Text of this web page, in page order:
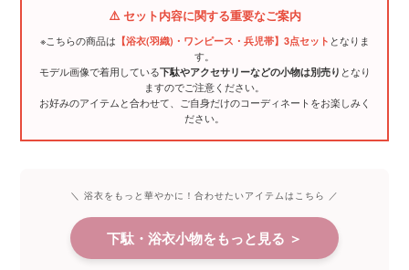
⚠️ セット内容に関する重要なご案内
※こちらの商品は 【浴衣(羽織)・ワンピース・兵児帯】3点セット となりま
す。
モデル画像で着用している下駄やアクセサリーなどの小物は別売り となり
ますのでご注意ください。
お好みのアイテムと合わせて、ご自身だけのコーディネートをお楽しみく
ださい。
＼ 浴衣をもっと華やかに！合わせたいアイテムはこちら ／
下駄・浴衣小物をもっと見る ＞